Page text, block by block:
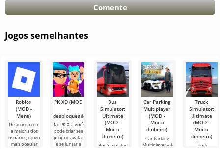
Comente
Jogos semelhantes
Roblox
(MOD -
Menu)
De acordo com
a maioria dos
usuários, o jogo
mais popular
PK XD (MOD
-
desbloqueado)
No PK XD, você
pode criar seu
próprio avatar
e se juntar a
Bus
Simulator:
Ultimate
(MOD -
Muito
dinheiro)
Bus Simulator:
Car Parking
Multiplayer
(MOD -
Muito
dinheiro)
Car Parking
Multiplayer – é
Truck
Simulator:
Ultimate
(MOD -
Muito
dinheiro)
Truck